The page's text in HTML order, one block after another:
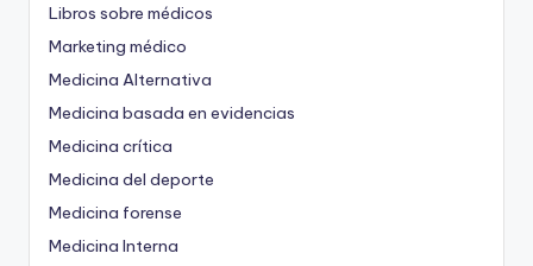
Libros sobre médicos
Marketing médico
Medicina Alternativa
Medicina basada en evidencias
Medicina crítica
Medicina del deporte
Medicina forense
Medicina Interna